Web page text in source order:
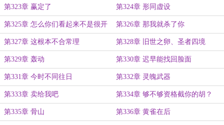
第323章 赢定了 第324章 形同虚设
第325章 怎么你们看起来不是很开
心的样子
第326章 那我就杀了你
第327章 这根本不合常理 第328章 旧世之卵、圣者四境
第329章 轰动 第330章 迟早能找回脸面
第331章 今时不同往日 第332章 灵魄武器
第333章 卖给我吧 第334章 够不够资格截你的胡？
第335章 骨山 第336章 黄雀在后